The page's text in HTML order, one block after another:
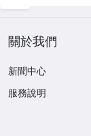
關於我們
新聞中心
服務說明